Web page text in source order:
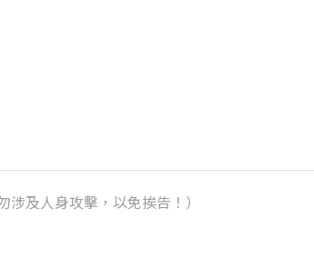
涉及人身攻擊，以免挨告！）